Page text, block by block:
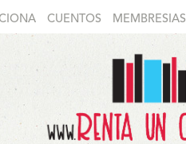
CUENTOS MEMBRESIAS